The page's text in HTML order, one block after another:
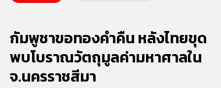
กัมพูชาขอทองคำคืน หลังไทยขุด
พบโบราณวัตถุมูลค่ามหาศาลใน
จ.นครราชสีมา